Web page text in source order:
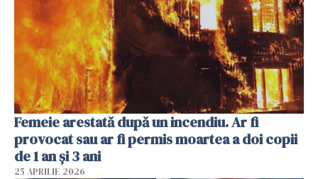
Femeie arestată după un incendiu. Ar fi
provocat sau ar fi permis moartea a doi copii
de 1 an și 3 ani
25 APRILIE 2026